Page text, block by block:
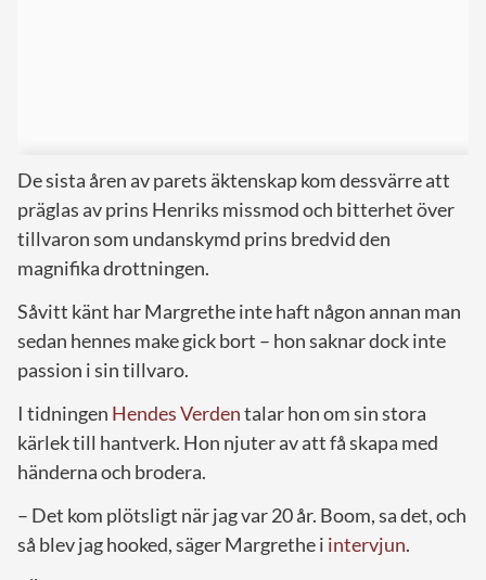
De sista åren av parets äktenskap kom dessvärre att
präglas av prins Henriks missmod och bitterhet över
tillvaron som undanskymd prins bredvid den
magnifika drottningen.
Såvitt känt har Margrethe inte haft någon annan man
sedan hennes make gick bort – hon saknar dock inte
passion i sin tillvaro.
I tidningen Hendes Verdentalar hon om sin stora
kärlek till hantverk. Hon njuter av att få skapa med
händerna och brodera.
– Det kom plötsligt när jag var 20 år. Boom, sa det, och
så blev jag hooked, säger Margrethe i intervjun.